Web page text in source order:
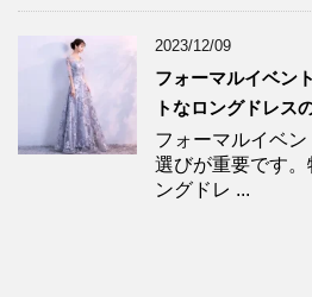
2023/12/09
フォーマルイベン
トなロングドレス
フォーマルイベ
選びが重要です
ングドレ ...